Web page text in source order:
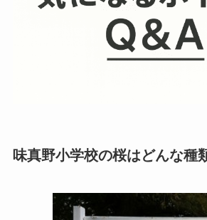
味真野小学校の桜はどんな種